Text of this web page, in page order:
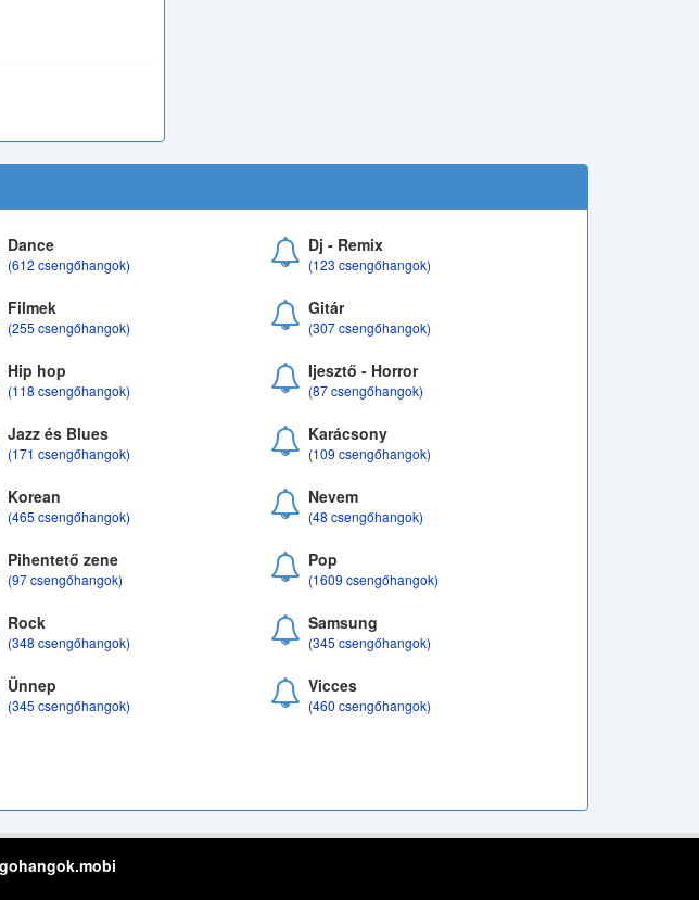
Dance
(612 csengőhangok)
Dj - Remix
(123 csengőhangok)
Filmek
(255 csengőhangok)
Gitár
(307 csengőhangok)
Hip hop
(118 csengőhangok)
Ijesztő - Horror
(87 csengőhangok)
Jazz és Blues
(171 csengőhangok)
Karácsony
(109 csengőhangok)
Korean
(465 csengőhangok)
Nevem
(48 csengőhangok)
Pihentető zene
(97 csengőhangok)
Pop
(1609 csengőhangok)
Rock
(348 csengőhangok)
Samsung
(345 csengőhangok)
Ünnep
(345 csengőhangok)
Vicces
(460 csengőhangok)